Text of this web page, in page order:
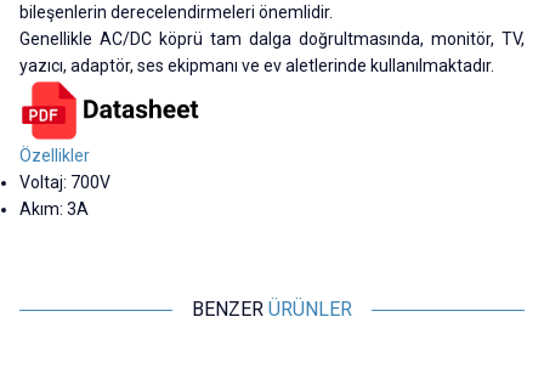
bileşenlerin derecelendirmeleri önemlidir.
Genellikle AC/DC köprü tam dalga doğrultmasında, monitör, TV,
yazıcı, adaptör, ses ekipmanı ve ev aletlerinde kullanılmaktadır.
Özellikler
Voltaj: 700V
Akım: 3A
BENZER ÜRÜNLER